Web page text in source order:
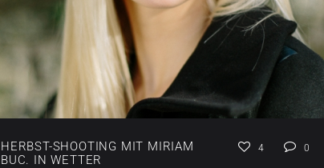
HERBST-SHOOTING MIT MIRIAM
BUC. IN WETTER
4 0